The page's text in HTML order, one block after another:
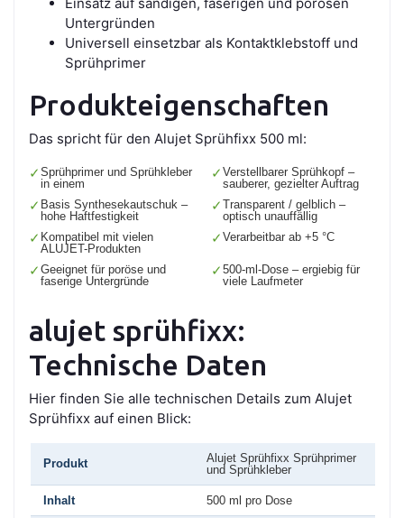
Untergründen
Universell einsetzbar als Kontaktklebstoff und
Sprühprimer
Produkteigenschaften
Das spricht für den Alujet Sprühfixx 500 ml:
✓ Sprühprimer und Sprühkleber
in einem
✓ Verstellbarer Sprühkopf –
sauberer, gezielter Auftrag
✓ Basis Synthesekautschuk –
hohe Haftfestigkeit
✓ Transparent / gelblich –
optisch unauffällig
✓ Kompatibel mit vielen
ALUJET-Produkten
✓ Verarbeitbar ab +5 °C
✓ Geeignet für poröse und
faserige Untergründe
✓ 500-ml-Dose – ergiebig für
viele Laufmeter
alujet sprühfixx:
Technische Daten
Hier finden Sie alle technischen Details zum Alujet
Sprühfixx auf einen Blick:
Produkt
Alujet Sprühfixx Sprühprimer
und Sprühkleber
Inhalt 500 ml pro Dose